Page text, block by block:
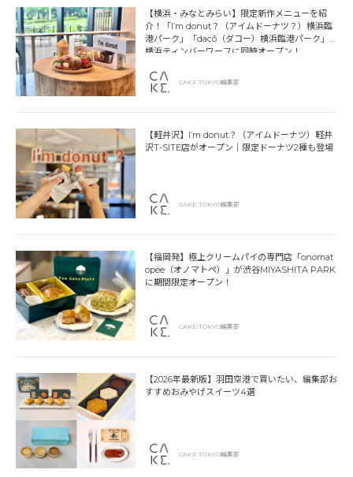
【横浜・みなとみらい】限定新作メニューを紹
介！「I’m donut？（アイムドーナツ？）横浜臨
港パーク」「dacō（ダコー）横浜臨港パーク」
横浜ティンバーワーフに同時オープン！
CAKE.TOKYO編集部
【軽井沢】I’m donut？（アイムドーナツ）軽井
沢T-SITE店がオープン｜限定ドーナツ2種も登場
CAKE.TOKYO編集部
【福岡発】極上クリームパイの専門店「onomat
opée（オノマトペ）」が渋谷MIYASHITA PARK
に期間限定オープン！
CAKE.TOKYO編集部
【2026年最新版】羽田空港で買いたい、編集部お
すすめおみやげスイーツ4選
CAKE.TOKYO編集部